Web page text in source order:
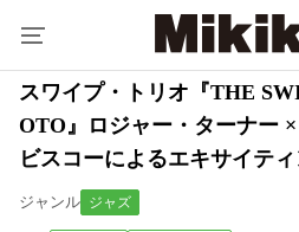
スワイプ・トリオ『THE
OTO』ロジャー・ターナー
ビスコーによるエキサイテ
ジャンル ジャズ